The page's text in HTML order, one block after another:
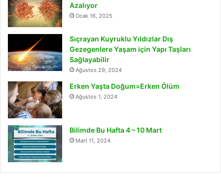
Azalıyor
Ocak 16, 2025
Sıçrayan Kuyruklu Yıldızlar Dış
Gezegenlere Yaşam için Yapı Taşları
Sağlayabilir
Ağustos 29, 2024
Erken Yaşta Doğum=Erken Ölüm
Ağustos 1, 2024
Bilimde Bu Hafta 4 – 10 Mart
Mart 11, 2024